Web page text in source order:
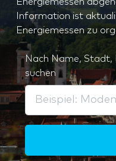
Information ist
Energiemessen zu
Nach Name, Stadt,
suchen